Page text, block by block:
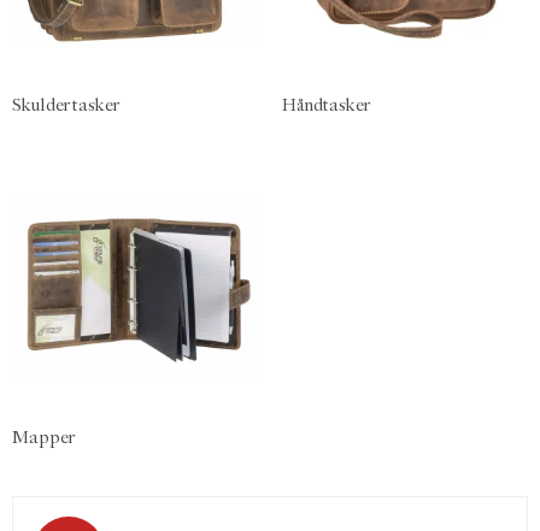
Skuldertasker Håndtasker
Mapper